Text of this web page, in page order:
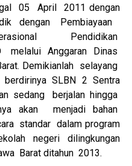
05 April 2011 dengan
dengan Pembiayaan
Pendidikan
Anggaran Dinas
Demikianlah selayang
SLBN 2 Sentra
sedang berjalan hingga
akan menjadi bahan
standar dalam program
negeri dilingkungan
Barat ditahun 2013.